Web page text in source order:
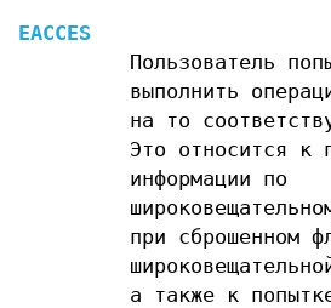
EACCES
Пользователь
выполнить
на то
Это относится к
информации по
при сброшенном
а также к